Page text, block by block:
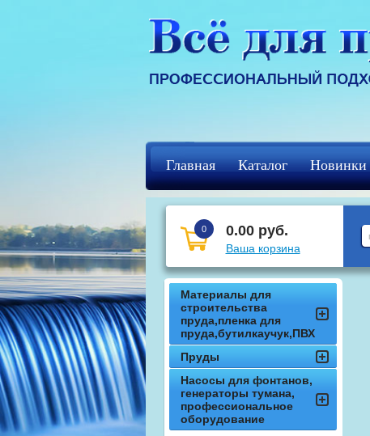
Главная Каталог Новинки
Регистрация кцф
0 0.00 руб.
Ваша корзина
Материалы для
строительства
пруда,пленка для
пруда,бутилкаучук,ПВХ
Пруды
Насосы для фонтанов,
генераторы тумана,
профессиональное
оборудование